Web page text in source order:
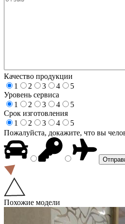
Качество продукции
1
2 3 4
5
Уровень сервиса
1
2 3 4
5
Срок изготовления
1
2 3 4
5
Пожалуйста, докажите, что вы
Похожие модели